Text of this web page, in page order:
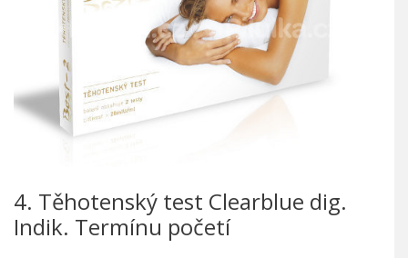
4. Těhotenský test Clearblue dig.
Indik. Termínu početí